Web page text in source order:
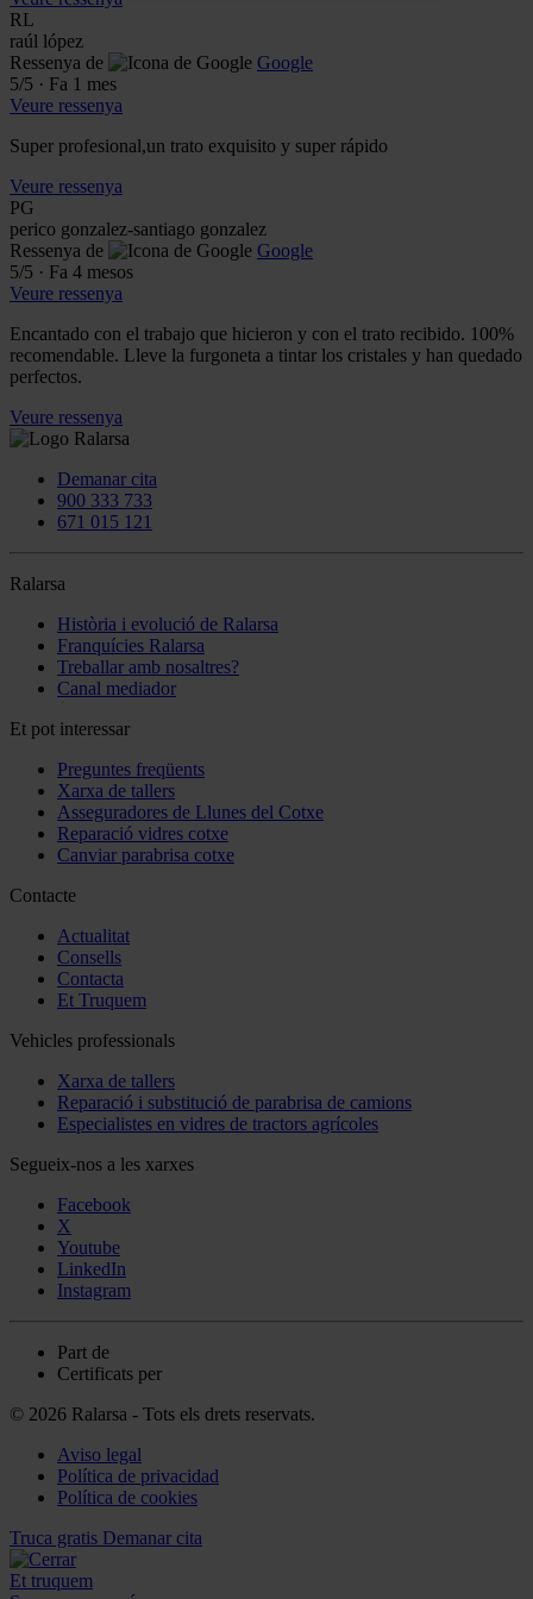
RL
raúl lópez
Ressenya de
Google
5/5 · Fa 1 mes
Veure ressenya
Super profesional,un trato exquisito y super rápido
Veure ressenya
PG
perico gonzalez-santiago gonzalez
Ressenya de
Google
5/5 · Fa 4 mesos
Veure ressenya
Encantado con el trabajo que hicieron y con el trato recibido. 100%
recomendable. Lleve la furgoneta a tintar los cristales y han quedado
perfectos.
Veure ressenya
Demanar cita
900 333 733
671 015 121
Ralarsa
Història i evolució de Ralarsa
Franquícies Ralarsa
Treballar amb nosaltres?
Canal mediador
Et pot interessar
Preguntes freqüents
Xarxa de tallers
Asseguradores de Llunes del Cotxe
Reparació vidres cotxe
Canviar parabrisa cotxe
Contacte
Actualitat
Consells
Contacta
Et Truquem
Vehicles professionals
Xarxa de tallers
Reparació i substitució de parabrisa de camions
Especialistes en vidres de tractors agrícoles
Segueix-nos a les xarxes
Facebook
X
Youtube
LinkedIn
Instagram
Part de
Certificats per
© 2026 Ralarsa - Tots els drets reservats.
Aviso legal
Política de privacidad
Política de cookies
Truca gratis Demanar cita
Et truquem